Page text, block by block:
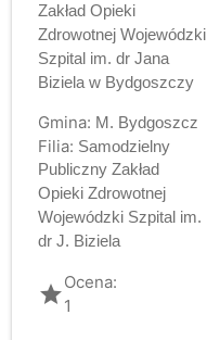
Zakład Opieki
Zdrowotnej Wojewódzki
Szpital im. dr Jana
Biziela w Bydgoszczy
Gmina: M. Bydgoszcz
Filia: Samodzielny
Publiczny Zakład
Opieki Zdrowotnej
Wojewódzki Szpital im.
dr J. Biziela
gradeOcena:
1